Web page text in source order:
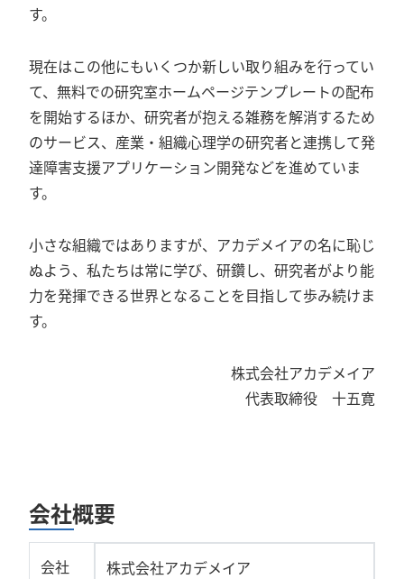
す。
現在はこの他にもいくつか新しい取り組みを行ってい
て、無料での研究室ホームページテンプレートの配布
を開始するほか、研究者が抱える雑務を解消するため
のサービス、産業・組織心理学の研究者と連携して発
達障害支援アプリケーション開発などを進めていま
す。
小さな組織ではありますが、アカデメイアの名に恥じ
ぬよう、私たちは常に学び、研鑽し、研究者がより能
力を発揮できる世界となることを目指して歩み続けま
す。
株式会社アカデメイア
代表取締役 十五寛
会社概要
会社
株式会社アカデメイア